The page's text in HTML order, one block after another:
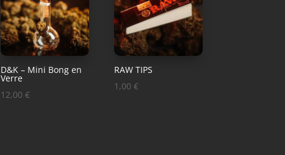
D&K – Mini Bong en
Verre
12,00€
RAW TIPS
1,00€